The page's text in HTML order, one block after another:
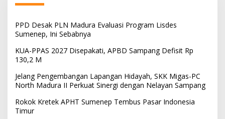
PPD Desak PLN Madura Evaluasi Program Lisdes
Sumenep, Ini Sebabnya
KUA-PPAS 2027 Disepakati, APBD Sampang Defisit Rp
130,2 M
Jelang Pengembangan Lapangan Hidayah, SKK Migas-PC
North Madura II Perkuat Sinergi dengan Nelayan Sampang
Rokok Kretek APHT Sumenep Tembus Pasar Indonesia
Timur